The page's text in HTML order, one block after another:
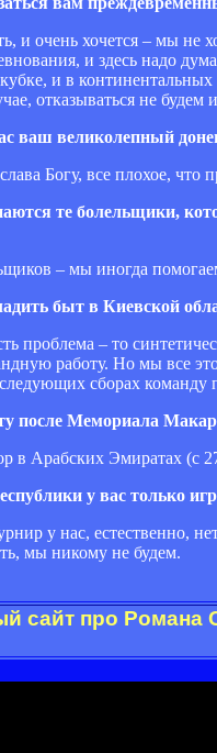
и очень хочется – мы не
и здесь надо
и в
отказываться не будем
ваш великолепный
Богу, все плохое,
те болельщики,
– мы иногда
быт в Киевской
проблема – то
работу. Но мы все
сборах команду
после Мемориала
в Арабских Эмиратах (с
у вас только
у нас, естественно,
мы никому не будем.
сайт про Романа